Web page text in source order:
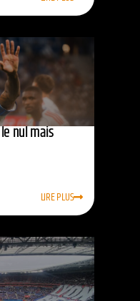
le nul mais
LIRE PLUS